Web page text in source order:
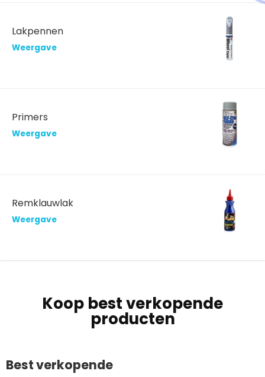
Lakpennen
Weergave
Primers
Weergave
Remklauwlak
Weergave
Koop best verkopende
producten
Best verkopende